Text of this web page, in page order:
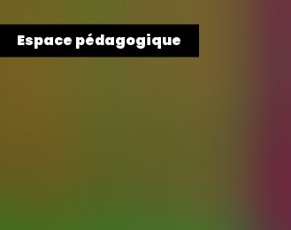
Espace pédagogique